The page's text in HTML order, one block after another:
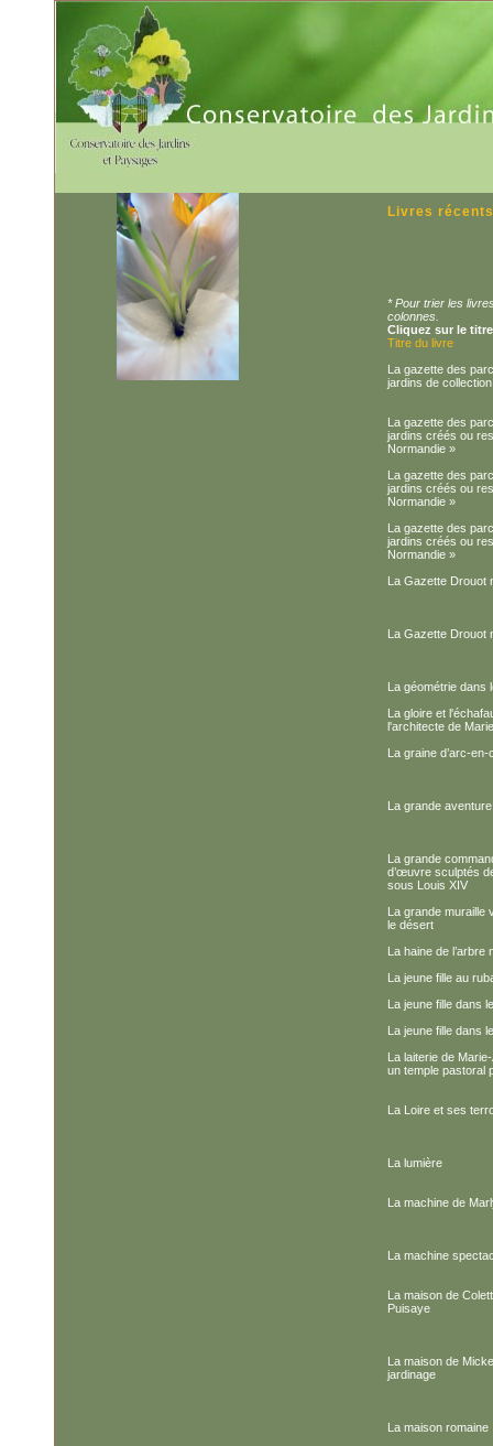
Livres récents
* Pour trier les
colonnes.
Cliquez sur le
Titre du livre
La gazette des
jardins de
La gazette des
jardins créés ou
Normandie »
La gazette des
jardins créés ou
Normandie »
La gazette des
jardins créés ou
Normandie »
La Gazette Drouot
La Gazette Drouot
La géométrie dans
La gloire et
l'architecte de
La graine d’arc-en-
La grande
La grande
d’œuvre sculptés
sous Louis XIV
La grande muraille
le désert
La haine de l’arbre
La jeune fille au
La jeune fille dans
La jeune fille dans
La laiterie de
un temple pastoral
La Loire et ses
La lumière
La machine de
La machine
La maison de
Puisaye
La maison de
jardinage
La maison romaine